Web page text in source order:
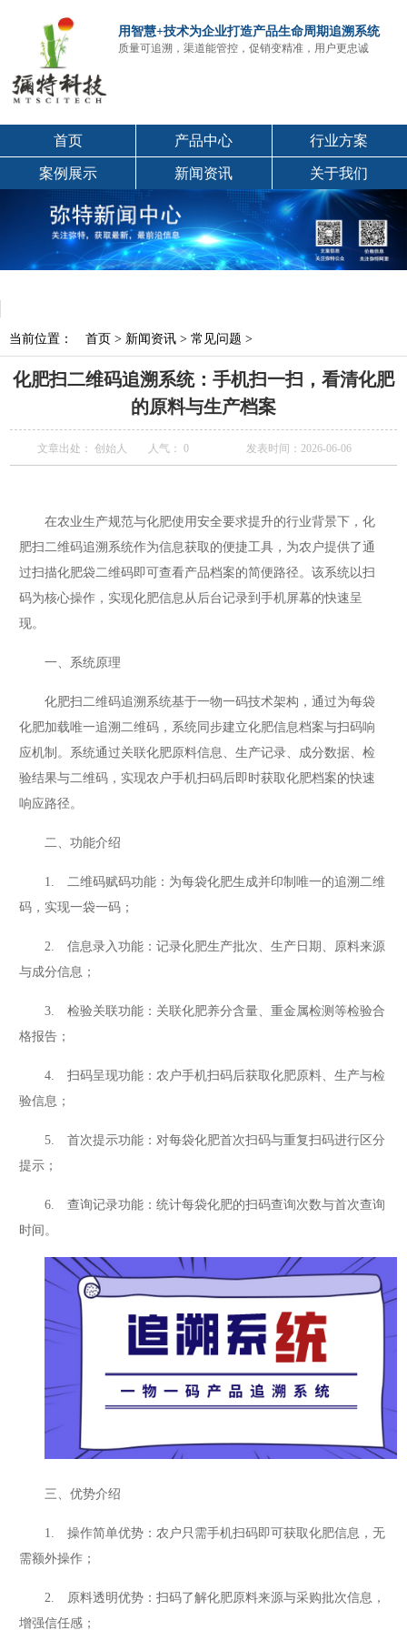
用智慧+技术为企业打造产品生命周期追溯系统
质量可追溯，渠道能管控，促销变精准，用户更忠诚
首页 产品中心 行业方案
案例展示 新闻资讯 关于我们
当前位置： 首页 > 新闻资讯 > 常见问题 >
化肥扫二维码追溯系统：手机扫一扫，看清化肥
的原料与生产档案
文章出处： 创始人 人气： 0 发表时间：2026-06-06
在农业生产规范与化肥使用安全要求提升的行业背景下，化
肥扫二维码追溯系统作为信息获取的便捷工具，为农户提供了通
过扫描化肥袋二维码即可查看产品档案的简便路径。该系统以扫
码为核心操作，实现化肥信息从后台记录到手机屏幕的快速呈
现。
一、系统原理
化肥扫二维码追溯系统基于一物一码技术架构，通过为每袋
化肥加载唯一追溯二维码，系统同步建立化肥信息档案与扫码响
应机制。系统通过关联化肥原料信息、生产记录、成分数据、检
验结果与二维码，实现农户手机扫码后即时获取化肥档案的快速
响应路径。
二、功能介绍
1. 二维码赋码功能：为每袋化肥生成并印制唯一的追溯二维
码，实现一袋一码；
2. 信息录入功能：记录化肥生产批次、生产日期、原料来源
与成分信息；
3. 检验关联功能：关联化肥养分含量、重金属检测等检验合
格报告；
4. 扫码呈现功能：农户手机扫码后获取化肥原料、生产与检
验信息；
5. 首次提示功能：对每袋化肥首次扫码与重复扫码进行区分
提示；
6. 查询记录功能：统计每袋化肥的扫码查询次数与首次查询
时间。
三、优势介绍
1. 操作简单优势：农户只需手机扫码即可获取化肥信息，无
需额外操作；
2. 原料透明优势：扫码了解化肥原料来源与采购批次信息，
增强信任感；